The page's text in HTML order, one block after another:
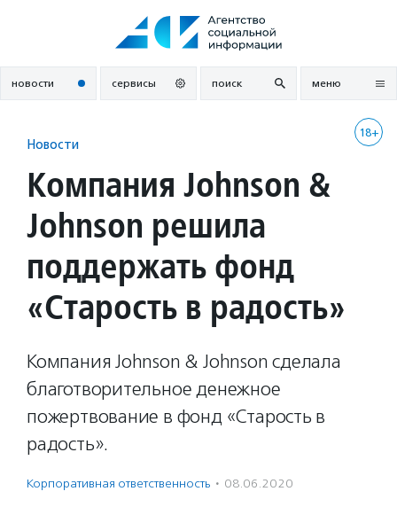
новости сервисы поиск меню
18+
Новости
Компания Johnson &
Johnson решила
поддержать фонд
«Старость в радость»
Компания Johnson & Johnson сделала
благотворительное денежное
пожертвование в фонд «Старость в
радость».
Корпоративная ответственность · 08.06.2020